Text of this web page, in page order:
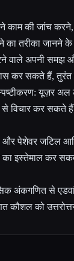
काम की जांच
का तरीका जानने
वाले अपनी
कर सकते हैं, तुरंत
यूज़र
से विचार कर
और पेशेवर जटिल
इस्तेमाल कर
अंकगणित से
कौशल को